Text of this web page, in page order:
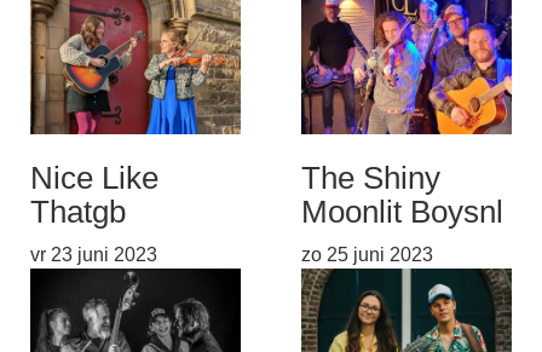
Nice Like
Thatgb
vr 23 juni 2023
The Shiny
Moonlit Boysnl
zo 25 juni 2023